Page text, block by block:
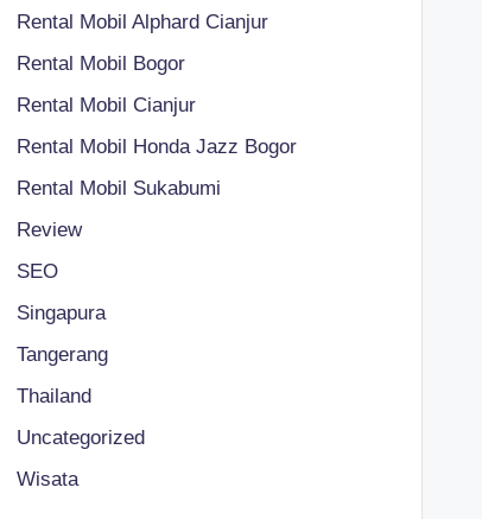
Rental Mobil Alphard Cianjur
Rental Mobil Bogor
Rental Mobil Cianjur
Rental Mobil Honda Jazz Bogor
Rental Mobil Sukabumi
Review
SEO
Singapura
Tangerang
Thailand
Uncategorized
Wisata